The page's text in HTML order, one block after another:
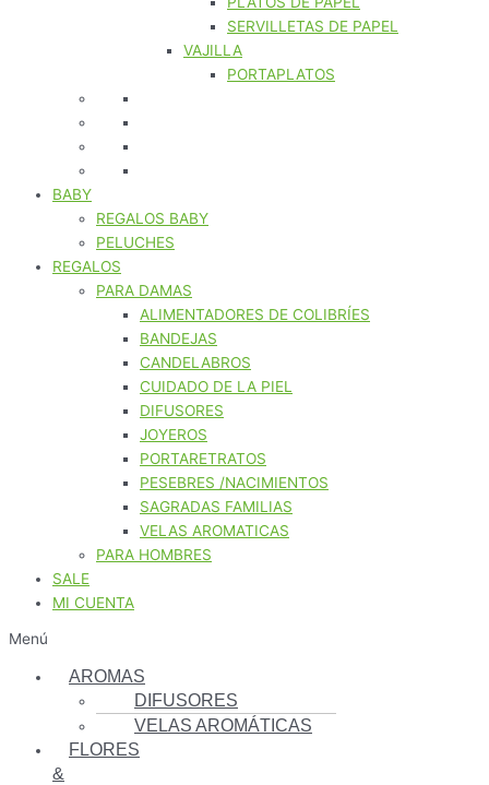
SERVILLETAS DE PAPEL
VAJILLA
PORTAPLATOS
BABY
REGALOS BABY
PELUCHES
REGALOS
PARA DAMAS
ALIMENTADORES DE COLIBRÍES
BANDEJAS
CANDELABROS
CUIDADO DE LA PIEL
DIFUSORES
JOYEROS
PORTARETRATOS
PESEBRES /NACIMIENTOS
SAGRADAS FAMILIAS
VELAS AROMATICAS
PARA HOMBRES
SALE
MI CUENTA
Menú
AROMAS
DIFUSORES
VELAS AROMÁTICAS
FLORES
&